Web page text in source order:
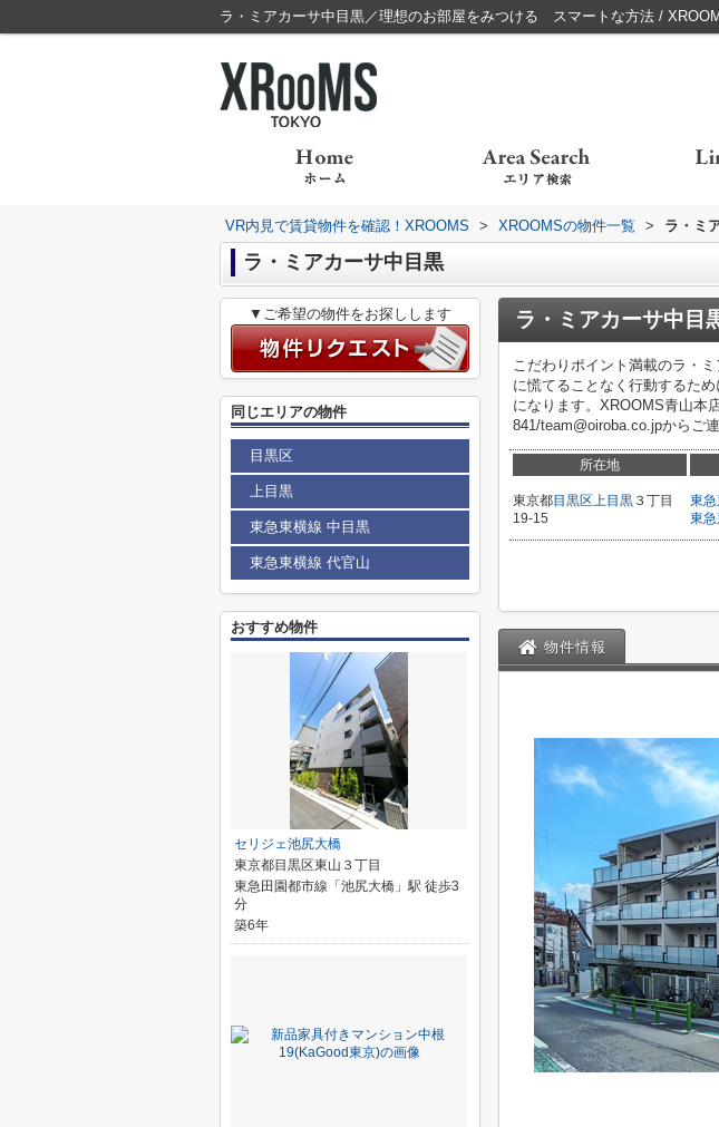
ラ・ミアカーサ中目黒／理想のお部屋をみつける スマートな方法 /
VR内見で賃貸物件を確認！XROOMS > XROOMSの物件一覧 > ラ・ミ
ラ・ミアカーサ中目黒
ラ・ミアカーサ中目
こだわりポイント満載のラ・
に慌てることなく行動するた
になります。XROOMS青山本
841/team@oiroba.co.jpからご連
所在地
東京都目黒区上目黒 ３丁目
19-15
東急
東急
物件情報
▼ご希望の物件をお探しします
同じエリアの物件
目黒区
上目黒
東急東横線 中目黒
東急東横線 代官山
おすすめ物件
セリジェ池尻大橋
東京都目黒区東山３丁目
東急田園都市線「池尻大橋」駅 徒歩3
分
築6年